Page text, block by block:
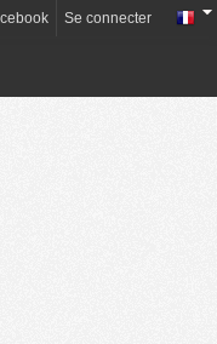
Se connecter